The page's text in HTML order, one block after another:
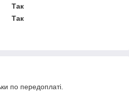
Так
Так
по передоплаті.